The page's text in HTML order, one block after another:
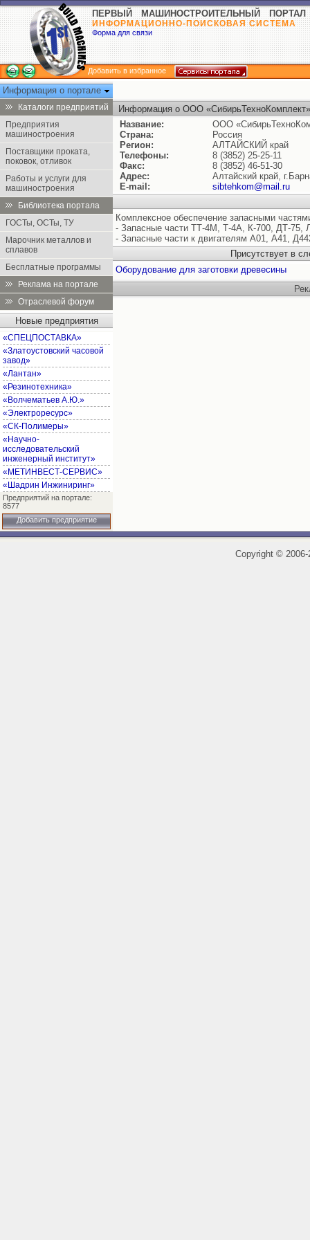
ПЕРВЫЙ МАШИНОСТРОИТЕЛЬНЫЙ ПОРТАЛ
ИНФОРМАЦИОННО-ПОИСКОВАЯ СИСТЕМА
Форма для связи
Добавить в избранное
Информация о портале
Каталоги предприятий
Предприятия
машиностроения
Поставщики проката,
поковок, отливок
Работы и услуги для
машиностроения
Библиотека портала
ГОСТы, ОСТы, ТУ
Марочник металлов и
сплавов
Бесплатные программы
Реклама на портале
Отраслевой форум
Новые предприятия
«СПЕЦПОСТАВКА»
«Златоустовский часовой
завод»
«Лантан»
«Резинотехника»
«Волчематьев А.Ю.»
«Электроресурс»
«СК-Полимеры»
«Научно-
исследовательский
инженерный институт»
«МЕТИНВЕСТ-СЕРВИС»
«Шадрин Инжиниринг»
Предприятий на портале:
8577
Добавить предприятие
Информация о ООО «СибирьТехноКомплект»
Название:
ООО
Страна:
Россия
Регион:
АЛТАЙСКИЙ край
Телефоны:
8 (3852) 25-25-11
Факс:
8 (3852) 46-51-30
Адрес:
Алтайский край,
E-mail:
sibtehkom@mail.ru
Комплексное обеспечение запасными
- Запасные части ТТ-4М, Т-4А, К-700, ДТ-75,
- Запасные части к двигателям А01, А41,
Присутствует в
Оборудование для заготовки древесины
Copyright ©